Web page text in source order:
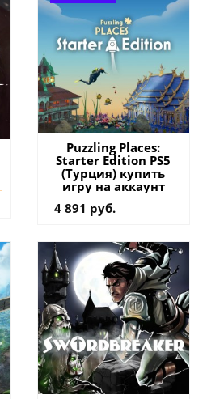
Puzzling Places:
Starter Edition PS5
(Турция) купить
игру на аккаунт
4 891 руб.